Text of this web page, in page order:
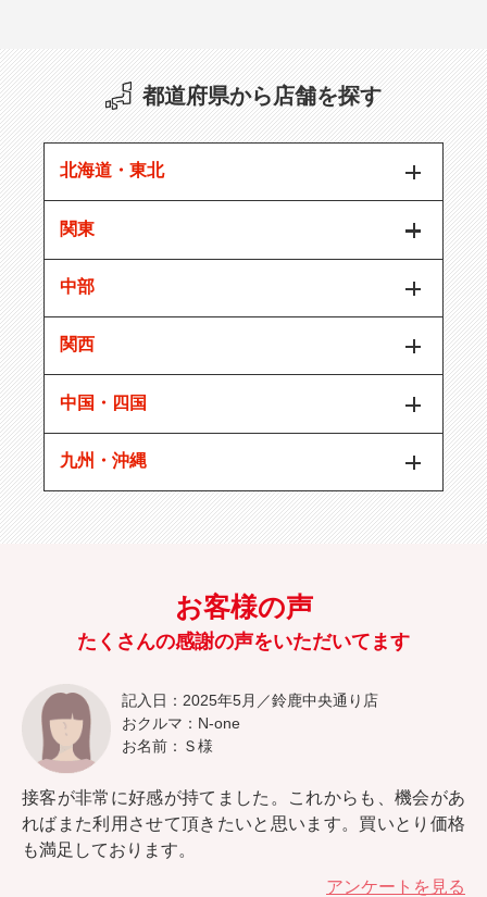
都道府県から店舗を探す
北海道・東北
関東
中部
関西
中国・四国
九州・沖縄
お客様の声
たくさんの感謝の声をいただいてます
記入日：2025年5月／鈴鹿中央通り店
おクルマ：N-one
お名前：Ｓ様
接客が非常に好感が持てました。これからも、機会があ
ればまた利用させて頂きたいと思います。 買いとり価格
も満足しております。
アンケートを見る